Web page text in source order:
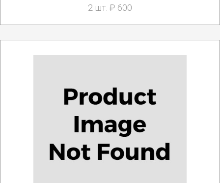
2 шт. ₽ 600